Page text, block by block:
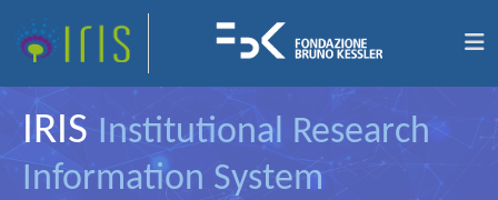
IRIS Institutional Research
Information System